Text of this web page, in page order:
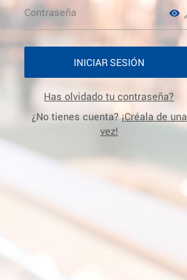
INICIAR SESIÓN
Has olvidado tu contraseña?
¿No tienes cuenta?¡Créala de una
vez!